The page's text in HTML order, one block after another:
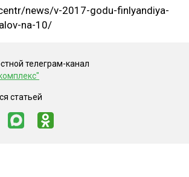
news/v-2017-godu-finlyandiya-
na-10/
телеграм-канал
статьей